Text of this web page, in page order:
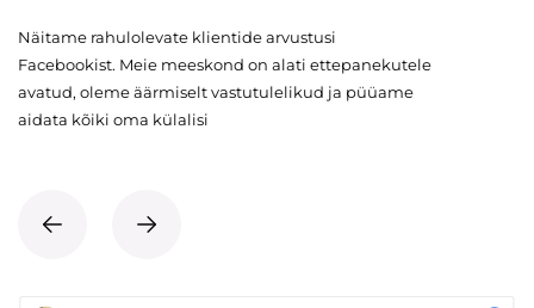
Näitame rahulolevate klientide arvustusi
Facebookist. Meie meeskond on alati ettepanekutele
avatud, oleme äärmiselt vastutulelikud ja püüame
aidata kõiki oma külalisi